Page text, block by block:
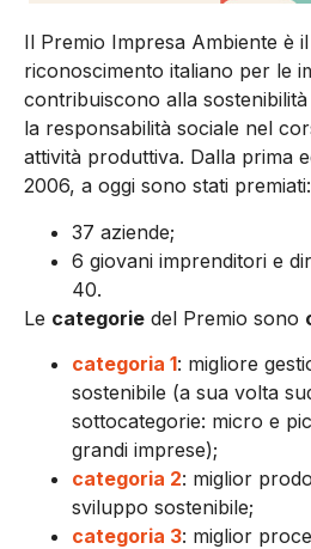
Il Premio Impresa Ambiente è
riconoscimento italiano per le
contribuiscono alla
la responsabilità sociale nel
attività produttiva. Dalla prima
2006, a oggi sono stati premiati:
37 aziende;
6 giovani imprenditori e
40.
Le categorie del Premio sono
categoria 1: migliore
sostenibile (a sua volta
sottocategorie: micro e
grandi imprese);
categoria 2: miglior
sviluppo sostenibile;
categoria 3: miglior